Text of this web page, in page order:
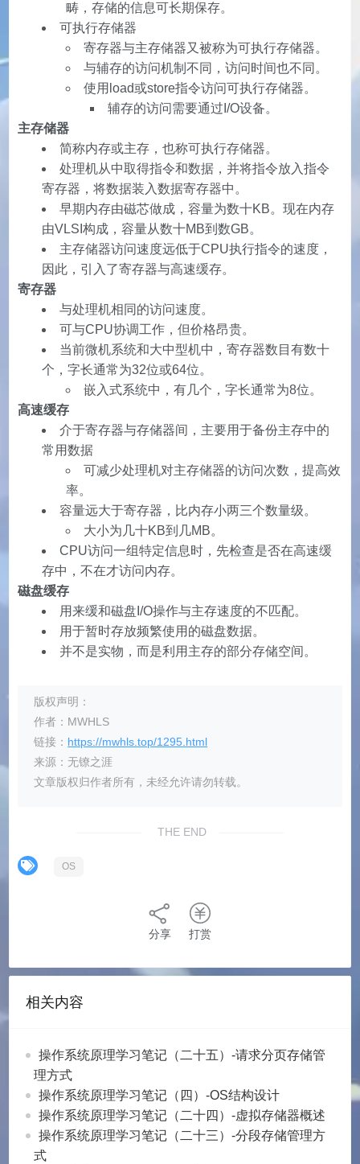
畴，存储的信息可长期保存。
可执行存储器
寄存器与主存储器又被称为可执行存储器。
与辅存的访问机制不同，访问时间也不同。
使用load或store指令访问可执行存储器。
辅存的访问需要通过I/O设备。
主存储器
简称内存或主存，也称可执行存储器。
处理机从中取得指令和数据，并将指令放入指令
寄存器，将数据装入数据寄存器中。
早期内存由磁芯做成，容量为数十KB。现在内存
由VLSI构成，容量从数十MB到数GB。
主存储器访问速度远低于CPU执行指令的速度，
因此，引入了寄存器与高速缓存。
寄存器
与处理机相同的访问速度。
可与CPU协调工作，但价格昂贵。
当前微机系统和大中型机中，寄存器数目有数十
个，字长通常为32位或64位。
嵌入式系统中，有几个，字长通常为8位。
高速缓存
介于寄存器与存储器间，主要用于备份主存中的
常用数据
可减少处理机对主存储器的访问次数，提高效
率。
容量远大于寄存器，比内存小两三个数量级。
大小为几十KB到几MB。
CPU访问一组特定信息时，先检查是否在高速缓
存中，不在才访问内存。
磁盘缓存
用来缓和磁盘I/O操作与主存速度的不匹配。
用于暂时存放频繁使用的磁盘数据。
并不是实物，而是利用主存的部分存储空间。
版权声明：
作者：MWHLS
链接： https://mwhls.top/1295.html
来源：无镣之涯
文章版权归作者所有，未经允许请勿转载。
THE END
OS
分享 打赏
相关内容
操作系统原理学习笔记（二十五）-请求分页存储管
理方式
操作系统原理学习笔记（四）-OS结构设计
操作系统原理学习笔记（二十四）-虚拟存储器概述
操作系统原理学习笔记（二十三）-分段存储管理方
式